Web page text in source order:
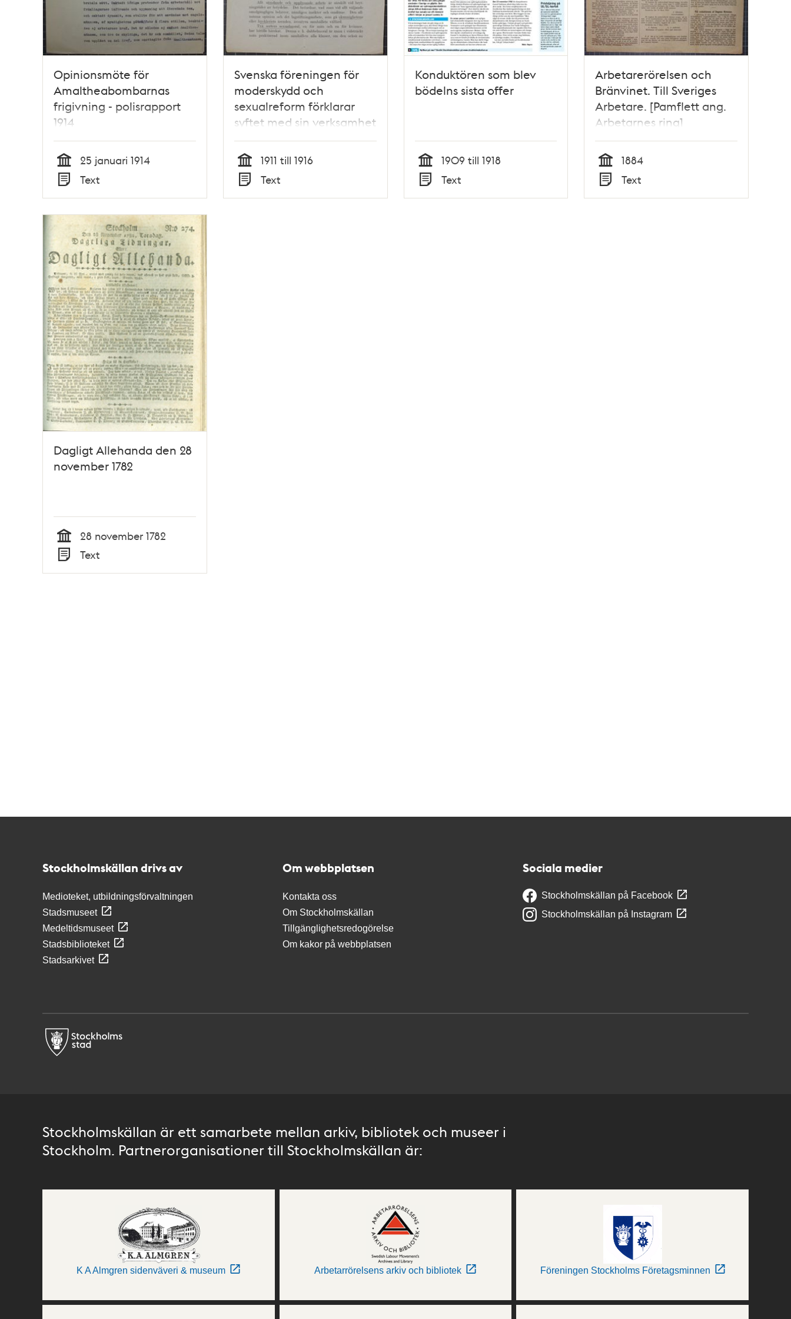
Opinionsmöte för
Amaltheabombarnas
frigivning - polisrapport
1914
Tid
25 januari 1914
Typ
Text
Svenska föreningen för
moderskydd och
sexualreform förklarar
syftet med sin verksamhet
- flygblad n:o 1
Tid
1911 till 1916
Typ
Text
Konduktören som blev
bödelns sista offer
Tid
1909 till 1918
Typ
Text
Arbetarerörelsen och
Bränvinet. Till Sveriges
Arbetare. [Pamflett ang.
Arbetarnes ring]
Tid
1884
Typ
Text
Dagligt Allehanda den 28
november 1782
Tid
28 november 1782
Typ
Text
Stockholmskällan drivs av
Medioteket, utbildningsförvaltningen
Stadsmuseet
Medeltidsmuseet
Stadsbiblioteket
Stadsarkivet
Om webbplatsen
Kontakta oss
Om Stockholmskällan
Tillgänglighetsredogörelse
Om kakor på webbplatsen
Sociala medier
Stockholmskällan på Facebook
Stockholmskällan på Instagram
Stockholmskällan är ett samarbete mellan arkiv, bibliotek och museer i
Stockholm. Partnerorganisationer till Stockholmskällan är:
K A Almgren sidenväveri & museum Arbetarrörelsens arkiv och bibliotek Föreningen Stockholms Företagsminnen